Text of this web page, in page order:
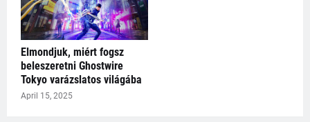
Elmondjuk, miért fogsz
beleszeretni Ghostwire
Tokyo varázslatos világába
April 15, 2025